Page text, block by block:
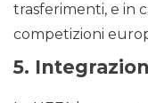
trasferimenti, e in
competizioni
5.